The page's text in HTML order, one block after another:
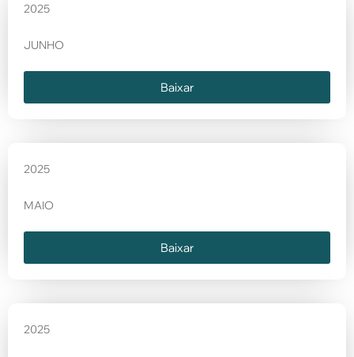
2025
JUNHO
Baixar
2025
MAIO
Baixar
2025